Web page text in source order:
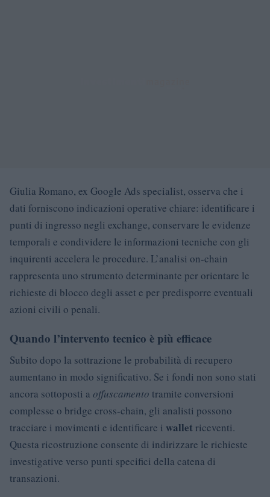
Giulia Romano, ex Google Ads specialist, osserva che i
dati forniscono indicazioni operative chiare: identificare i
punti di ingresso negli exchange, conservare le evidenze
temporali e condividere le informazioni tecniche con gli
inquirenti accelera le procedure. L’analisi on-chain
rappresenta uno strumento determinante per orientare le
richieste di blocco degli asset e per predisporre eventuali
azioni civili o penali.
Quando l’intervento tecnico è più efficace
Subito dopo la sottrazione le probabilità di recupero
aumentano in modo significativo. Se i fondi non sono stati
ancora sottoposti a offuscamento tramite conversioni
complesse o bridge cross-chain, gli analisti possono
tracciare i movimenti e identificare i wallet riceventi.
Questa ricostruzione consente di indirizzare le richieste
investigative verso punti specifici della catena di
transazioni.